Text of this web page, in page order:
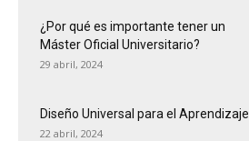
¿Por qué es importante tener un
Máster Oficial Universitario?
29 abril, 2024
Diseño Universal para el Aprendizaje
22 abril, 2024